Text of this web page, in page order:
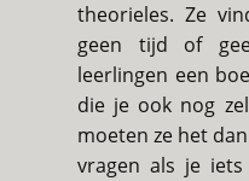
theorieles. Ze
geen tijd of
leerlingen een
die je ook nog
moeten ze het
vragen als je